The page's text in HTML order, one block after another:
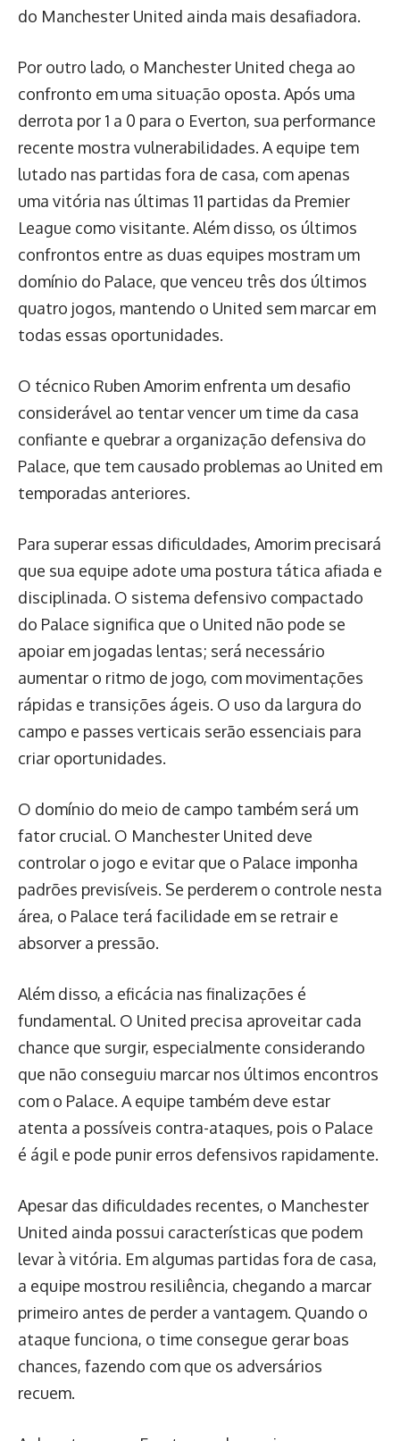
do Manchester United ainda mais desafiadora.
Por outro lado, o Manchester United chega ao
confronto em uma situação oposta. Após uma
derrota por 1 a 0 para o Everton, sua performance
recente mostra vulnerabilidades. A equipe tem
lutado nas partidas fora de casa, com apenas
uma vitória nas últimas 11 partidas da Premier
League como visitante. Além disso, os últimos
confrontos entre as duas equipes mostram um
domínio do Palace, que venceu três dos últimos
quatro jogos, mantendo o United sem marcar em
todas essas oportunidades.
O técnico Ruben Amorim enfrenta um desafio
considerável ao tentar vencer um time da casa
confiante e quebrar a organização defensiva do
Palace, que tem causado problemas ao United em
temporadas anteriores.
Para superar essas dificuldades, Amorim precisará
que sua equipe adote uma postura tática afiada e
disciplinada. O sistema defensivo compactado
do Palace significa que o United não pode se
apoiar em jogadas lentas; será necessário
aumentar o ritmo de jogo, com movimentações
rápidas e transições ágeis. O uso da largura do
campo e passes verticais serão essenciais para
criar oportunidades.
O domínio do meio de campo também será um
fator crucial. O Manchester United deve
controlar o jogo e evitar que o Palace imponha
padrões previsíveis. Se perderem o controle nesta
área, o Palace terá facilidade em se retrair e
absorver a pressão.
Além disso, a eficácia nas finalizações é
fundamental. O United precisa aproveitar cada
chance que surgir, especialmente considerando
que não conseguiu marcar nos últimos encontros
com o Palace. A equipe também deve estar
atenta a possíveis contra-ataques, pois o Palace
é ágil e pode punir erros defensivos rapidamente.
Apesar das dificuldades recentes, o Manchester
United ainda possui características que podem
levar à vitória. Em algumas partidas fora de casa,
a equipe mostrou resiliência, chegando a marcar
primeiro antes de perder a vantagem. Quando o
ataque funciona, o time consegue gerar boas
chances, fazendo com que os adversários
recuem.